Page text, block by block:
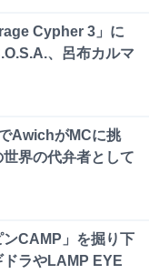
Cypher 3」に
、呂布カルマ
AwichがMCに挑
界の代弁者として
CAMP」を掘り下
ラやLAMP EYE